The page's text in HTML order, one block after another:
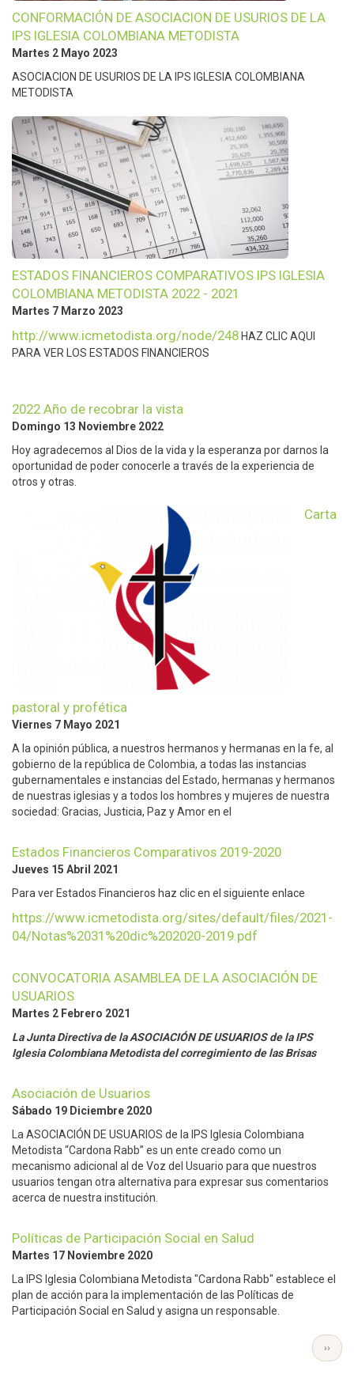
CONFORMACIÓN DE ASOCIACION DE USURIOS DE LA
IPS IGLESIA COLOMBIANA METODISTA
Martes 2 Mayo 2023
ASOCIACION DE USURIOS DE LA IPS IGLESIA COLOMBIANA
METODISTA
ESTADOS FINANCIEROS COMPARATIVOS IPS IGLESIA
COLOMBIANA METODISTA 2022 - 2021
Martes 7 Marzo 2023
http://www.icmetodista.org/node/248 HAZ CLIC AQUI
PARA VER LOS ESTADOS FINANCIEROS
2022 Año de recobrar la vista
Domingo 13 Noviembre 2022
Hoy agradecemos al Dios de la vida y la esperanza por darnos la
oportunidad de poder conocerle a través de la experiencia de
otros y otras.
Carta
pastoral y profética
Viernes 7 Mayo 2021
A la opinión pública, a nuestros hermanos y hermanas en la fe, al
gobierno de la república de Colombia, a todas las instancias
gubernamentales e instancias del Estado, hermanas y hermanos
de nuestras iglesias y a todos los hombres y mujeres de nuestra
sociedad: Gracias, Justicia, Paz y Amor en el
Estados Financieros Comparativos 2019-2020
Jueves 15 Abril 2021
Para ver Estados Financieros haz clic en el siguiente enlace
https://www.icmetodista.org/sites/default/files/2021-
04/Notas%2031%20dic%202020-2019.pdf
CONVOCATORIA ASAMBLEA DE LA ASOCIACIÓN DE
USUARIOS
Martes 2 Febrero 2021
La Junta Directivade la ASOCIACIÓN DE USUARIOS de la IPS
Iglesia Colombiana Metodista del corregimiento de las Brisas
Asociación de Usuarios
Sábado 19 Diciembre 2020
La ASOCIACIÓN DE USUARIOS de la IPS Iglesia Colombiana
Metodista “Cardona Rabb” es un ente creado como un
mecanismo adicional al de Voz del Usuario para que nuestros
usuarios tengan otra alternativa para expresar sus comentarios
acerca de nuestra institución.
Políticas de Participación Social en Salud
Martes 17 Noviembre 2020
La IPS Iglesia Colombiana Metodista "Cardona Rabb" establece el
plan de acción para la implementación de las Políticas de
Participación Social en Salud y asigna un responsable.
››